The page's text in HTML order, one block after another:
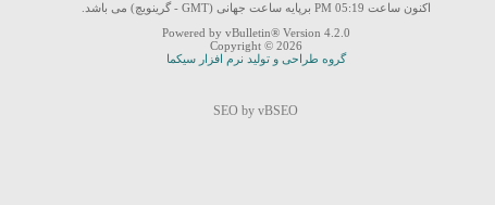
اکنون ساعت 05:19 PM برپایه ساعت جهانی (GMT - گرینویچ) می باشد.
Powered by vBulletin® Version 4.2.0
Copyright © 2026
گروه طراحی و تولید نرم افزار سیکما
SEO by vBSEO